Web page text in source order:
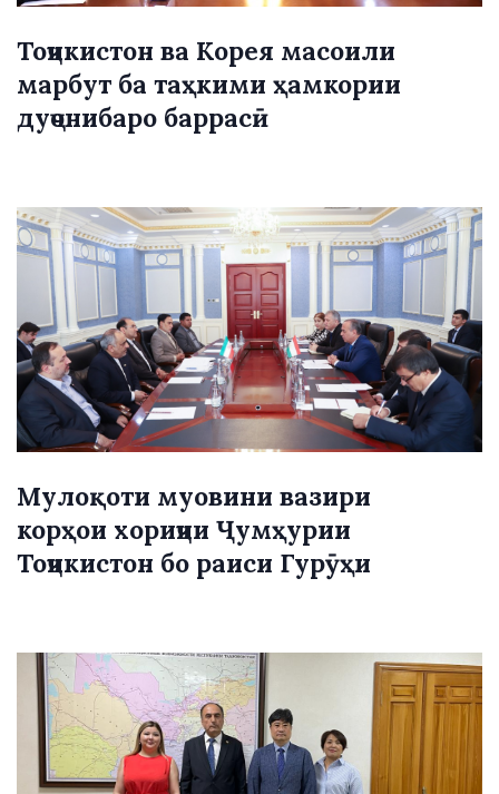
Тоҷикистон ва Корея масоили
марбут ба таҳкими ҳамкории
дуҷонибаро баррасӣ
Мулоқоти муовини вазири
корҳои хориҷии Ҷумҳурии
Тоҷикистон бо раиси Гурӯҳи